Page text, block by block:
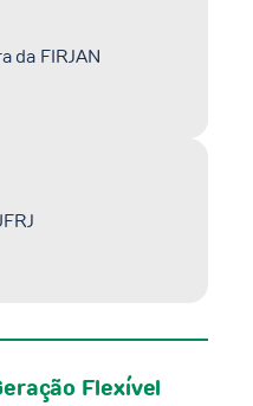
da FIRJAN
Flexível